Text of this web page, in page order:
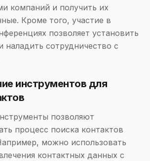
компаний и получить их
Кроме того, участие в
позволяет установить
наладить сотрудничество с
инструментов для
позволяют
процесс поиска контактов
можно использовать
контактных данных с